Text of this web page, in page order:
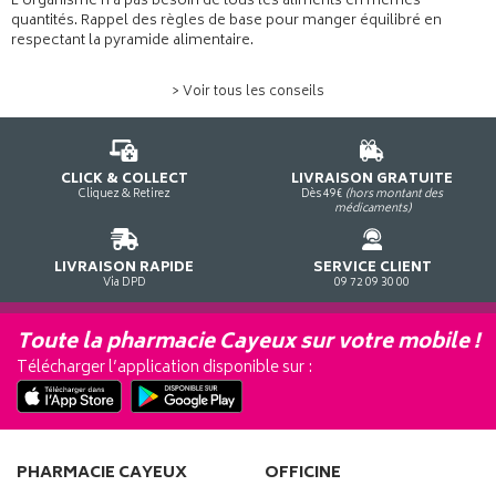
quantités. Rappel des règles de base pour manger équilibré en
respectant la pyramide alimentaire.
> Voir tous les conseils
CLICK & COLLECT
Cliquez & Retirez
LIVRAISON GRATUITE
Dès 49€ (hors montant des
médicaments)
LIVRAISON RAPIDE
Via DPD
SERVICE CLIENT
09 72 09 30 00
Toute la pharmacie Cayeux sur votre mobile !
Télécharger l’application disponible sur :
PHARMACIE CAYEUX OFFICINE